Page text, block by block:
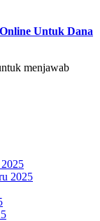
Untuk Dana
menjawab
2025